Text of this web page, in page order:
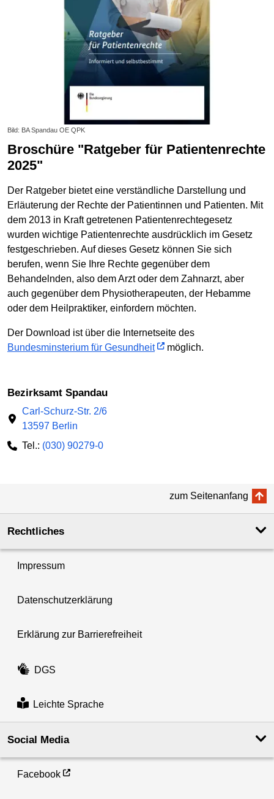
Bild: BA Spandau OE QPK
Broschüre "Ratgeber für Patientenrechte
2025"
Der Ratgeber bietet eine verständliche Darstellung und
Erläuterung der Rechte der Patientinnen und Patienten. Mit
dem 2013 in Kraft getretenen Patientenrechtegesetz
wurden wichtige Patientenrechte ausdrücklich im Gesetz
festgeschrieben. Auf dieses Gesetz können Sie sich
berufen, wenn Sie Ihre Rechte gegenüber dem
Behandelnden, also dem Arzt oder dem Zahnarzt, aber
auch gegenüber dem Physiotherapeuten, der Hebamme
oder dem Heilpraktiker, einfordern möchten.
Der Download ist über die Internetseite des
Bundesminsterium für Gesundheit
möglich.
Bezirksamt Spandau
Carl-Schurz-Str. 2/6
13597 Berlin
Tel.: (030) 90279-0
zum Seitenanfang
Rechtliches
Impressum
Datenschutzerklärung
Erklärung zur Barrierefreiheit
DGS
Leichte Sprache
Social Media
Facebook